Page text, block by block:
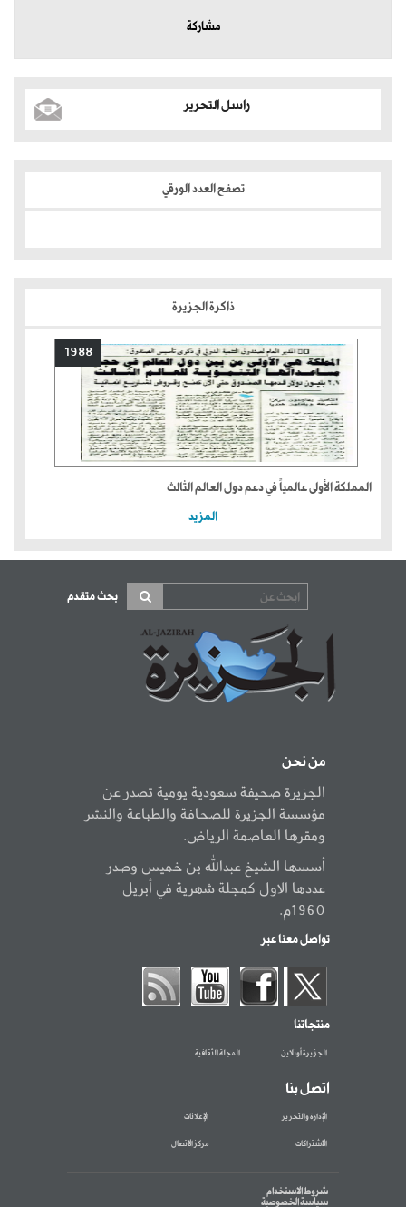
مشاركة
راسل التحرير
تصفح العدد الورقي
ذاكرة الجزيرة
1988
المملكة الأولى عالمياً في دعم دول العالم الثالث
المزيد
بحث متقدم
من نحن
الجزيرة صحيفة سعودية يومية تصدر عن
مؤسسة الجزيرة للصحافة والطباعة والنشر
ومقرها العاصمة الرياض.
أسسها الشيخ عبدالله بن خميس وصدر
عددها الاول كمجلة شهرية في أبريل
1960م.
تواصل معنا عبر
منتجاتنا
الجزيرة أونلاين المجلة الثقافية
اتصل بنا
الإدارة والتحرير الإعلانات
الاشتراكات مركز الاتصال
شروط الاستخدام
سياسة الخصوصية